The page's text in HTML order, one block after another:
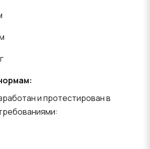
и протестирован в